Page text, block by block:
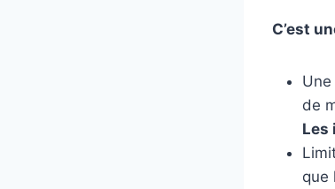
C’est
de
Les
que